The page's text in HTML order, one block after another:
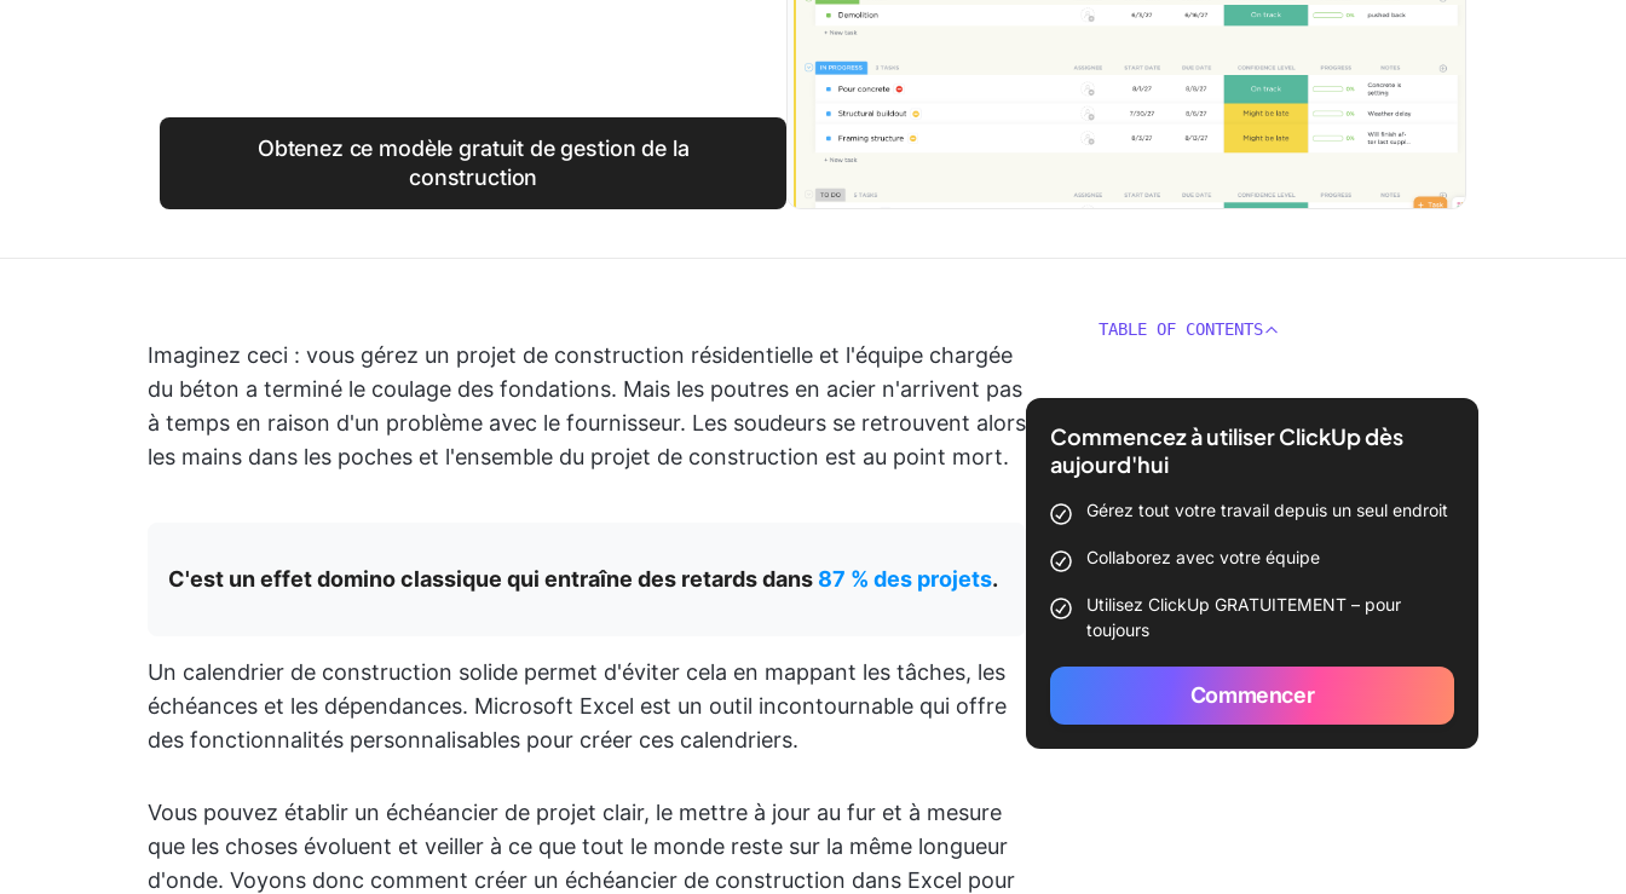
Obtenez ce modèle gratuit de gestion de la
construction
Imaginez ceci : vous gérez un projet de construction résidentielle et l'équipe chargée
du béton a terminé le coulage des fondations. Mais les poutres en acier n'arrivent pas
à temps en raison d'un problème avec le fournisseur. Les soudeurs se retrouvent alors
les mains dans les poches et l'ensemble du projet de construction est au point mort.
C'est un effet domino classique qui entraîne des retards dans 87 % des projets.
Un calendrier de construction solide permet d'éviter cela en mappant les tâches, les
échéances et les dépendances. Microsoft Excel est un outil incontournable qui offre
des fonctionnalités personnalisables pour créer ces calendriers.
Vous pouvez établir un échéancier de projet clair, le mettre à jour au fur et à mesure
que les choses évoluent et veiller à ce que tout le monde reste sur la même longueur
d'onde. Voyons donc comment créer un échéancier de construction dans Excel pour
TABLE OF CONTENTS
Commencez à utiliser ClickUp dès
aujourd'hui
Gérez tout votre travail depuis un seul endroit
Collaborez avec votre équipe
Utilisez ClickUp GRATUITEMENT – pour
toujours
Commencer